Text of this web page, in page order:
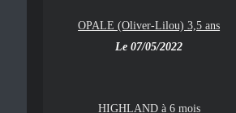
OPALE (Oliver-Lilou) 3,5 ans
Le 07/05/2022
HIGHLAND à 6 mois